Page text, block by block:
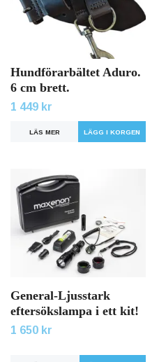
Hundförarbältet Aduro.
6 cm brett.
1 449 kr
LÄS MER LÄGG I KORGEN
General-Ljusstark
eftersökslampa i ett kit!
1 650 kr